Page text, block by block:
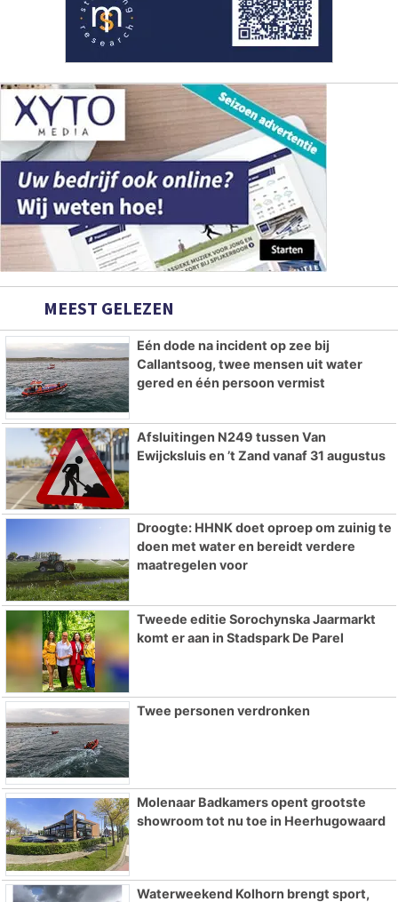
MEEST GELEZEN
Eén dode na incident op zee bij
Callantsoog, twee mensen uit water
gered en één persoon vermist
Afsluitingen N249 tussen Van
Ewijcksluis en ’t Zand vanaf 31 augustus
Droogte: HHNK doet oproep om zuinig te
doen met water en bereidt verdere
maatregelen voor
Tweede editie Sorochynska Jaarmarkt
komt er aan in Stadspark De Parel
Twee personen verdronken
Molenaar Badkamers opent grootste
showroom tot nu toe in Heerhugowaard
Waterweekend Kolhorn brengt sport,